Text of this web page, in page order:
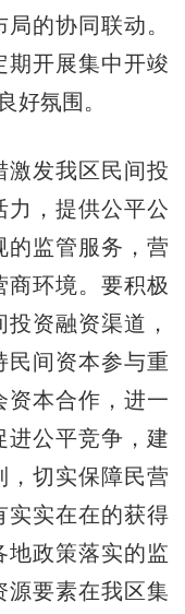
的协同联动。
期开展集中开竣
好氛围。
发我区民间投
力，提供公平公
的监管服务，营
商环境。要积极
资融资渠道，
民间资本参与重
资本合作，进一
进公平竞争，建
，切实保障民营
实实在在的获得
地政策落实的监
源要素在我区集